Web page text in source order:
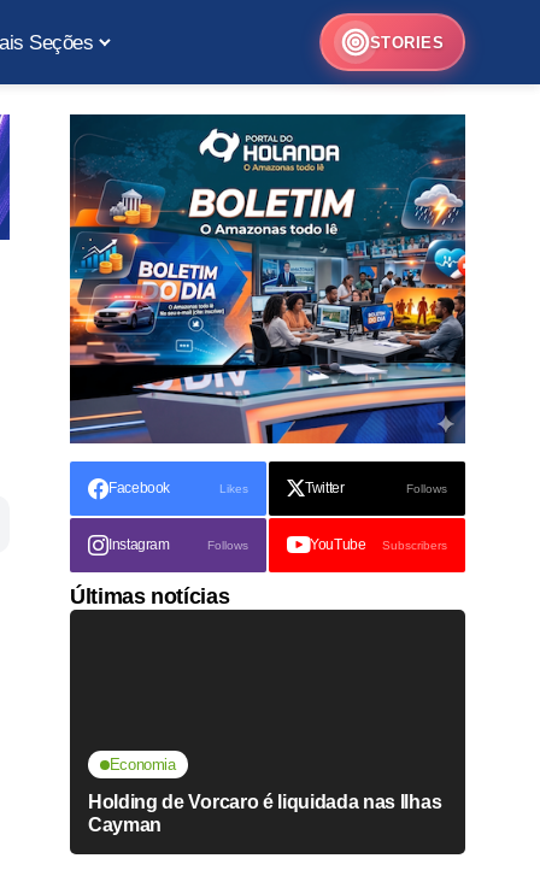
Seções STORIES
Facebook Likes Twitter Follows
Instagram Follows YouTube Subscribers
Últimas notícias
Economia
Holding de Vorcaro é liquidada nas Ilhas
Cayman